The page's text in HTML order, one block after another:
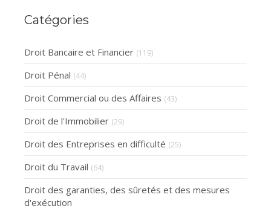
Catégories
Droit Bancaire et Financier (119)
Droit Pénal (44)
Droit Commercial ou des Affaires (43)
Droit de l'Immobilier (29)
Droit des Entreprises en difficulté (25)
Droit du Travail (64)
Droit des garanties, des sûretés et des mesures
d'exécution